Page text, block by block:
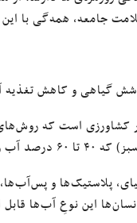
جامعه، همه‌گی با
گیاهی و کاهش
جهانی آب در کشاورزی
می‌دهد؛
پلاستیک‌ها و
این نوعِ آب‌ها قابل